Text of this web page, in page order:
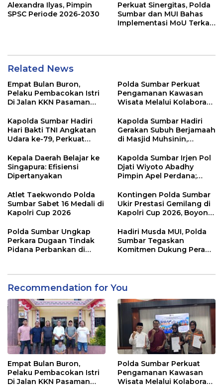
Alexandra Ilyas, Pimpin
SPSC Periode 2026-2030
Perkuat Sinergitas, Polda
Sumbar dan MUI Bahas
Implementasi MoU Terkait
Related News
Empat Bulan Buron,
Pelaku Pembacokan Istri
Di Jalan KKN Pasaman
Personel Sat Reskrim Res
Pasbar Di Provinsi
Sumatera Utara
Polda Sumbar Perkuat
Pengamanan Kawasan
Wisata Melalui Kolaborasi
Kapolda Sumbar Hadiri
Hari Bakti TNI Angkatan
Udara ke-79, Perkuat
Kapolda Sumbar Hadiri
Gerakan Subuh Berjamaah
di Masjid Muhsinin,
“Ngopi Subuh”
Kepala Daerah Belajar ke
Singapura: Efisiensi
Dipertanyakan
Kapolda Sumbar Irjen Pol
Djati Wiyoto Abadhy
Pimpin Apel Perdana;
dengan Humanis
Atlet Taekwondo Polda
Sumbar Sabet 16 Medali di
Kapolri Cup 2026
Kontingen Polda Sumbar
Ukir Prestasi Gemilang di
Kapolri Cup 2026, Boyong
Polda Sumbar Ungkap
Perkara Dugaan Tindak
Pidana Perbankan di
3 Orang Ditetapkan
Tersangka
Hadiri Musda MUI, Polda
Sumbar Tegaskan
Komitmen Dukung Peran
Recommendation for You
Empat Bulan Buron,
Pelaku Pembacokan Istri
Di Jalan KKN Pasaman
Polda Sumbar Perkuat
Pengamanan Kawasan
Wisata Melalui Kolaborasi